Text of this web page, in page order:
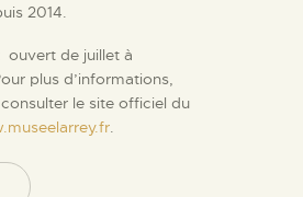
2014.
ouvert de juillet à
plus d’informations,
le site officiel du